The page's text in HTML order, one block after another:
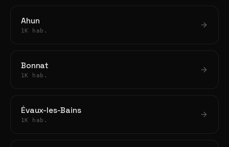
Ahun
1K hab.
Bonnat
1K hab.
Évaux-les-Bains
1K hab.